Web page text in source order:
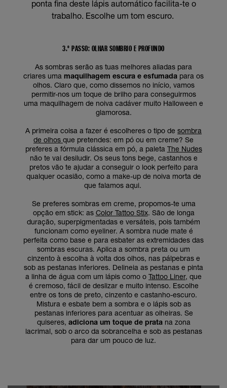
ponta fina deste lápis automático facilita-te o
trabalho. Escolhe um tom escuro.
3.º PASSO: OLHAR SOMBRIO E PROFUNDO
As sombras serão as tuas melhores aliadas para
criares uma maquilhagem escura e esfumada para os
olhos. Claro que, como dissemos no início, vamos
permitir-nos um toque de brilho para conseguirmos
uma maquilhagem de noiva cadáver muito Halloween e
glamorosa.
A primeira coisa a fazer é escolheres o tipo de sombra
de olhos que pretendes: em pó ou em creme? Se
preferes a fórmula clássica em pó, a paleta The Nudes
não te vai desiludir. Os seus tons bege, castanhos e
pretos vão te ajudar a conseguir o look perfeito para
qualquer ocasião, como a make-up de noiva morta de
que falamos aqui.
Se preferes sombras em creme, propomos-te uma
opção em stick: as Color Tattoo Stix. São de longa
duração, superpigmentadas e versáteis, pois também
funcionam como eyeliner. A sombra nude mate é
perfeita como base e para esbater as extremidades das
sombras escuras. Aplica a sombra preta ou um
cinzento à escolha à volta dos olhos, nas pálpebras e
sob as pestanas inferiores. Delineia as pestanas e pinta
a linha de água com um lápis como o Tattoo Liner, que
é cremoso, fácil de deslizar e muito intenso. Escolhe
entre os tons de preto, cinzento e castanho-escuro.
Mistura e esbate bem a sombra e o lápis sob as
pestanas inferiores para acentuar as olheiras. Se
quiseres, adiciona um toque de pratana zona
lacrimal, sob o arco da sobrancelha e sob as pestanas
para dar um pouco de luz.